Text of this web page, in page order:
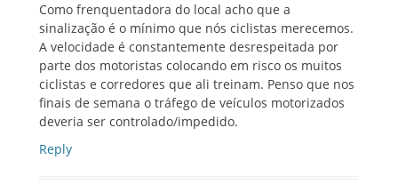
Como frenquentadora do local acho que a
sinalização é o mínimo que nós ciclistas merecemos.
A velocidade é constantemente desrespeitada por
parte dos motoristas colocando em risco os muitos
ciclistas e corredores que ali treinam. Penso que nos
finais de semana o tráfego de veículos motorizados
deveria ser controlado/impedido.
Reply